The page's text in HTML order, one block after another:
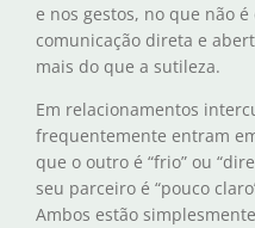
e nos gestos, no que não
comunicação direta e
mais do que a sutileza.
Em relacionamentos
frequentemente entram
que o outro é “frio” ou
seu parceiro é “pouco
Ambos estão